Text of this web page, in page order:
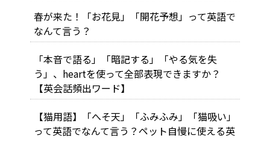
春が来た！「お花見」「開花予想」って英語で
なんて言う？
「本音で語る」「暗記する」「やる気を失
う」、heartを使って全部表現できますか？
【英会話頻出ワード】
【猫用語】「へそ天」「ふみふみ」「猫吸い」
って英語でなんて言う？ペット自慢に使える英